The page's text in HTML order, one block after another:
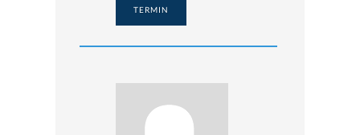
TERMIN